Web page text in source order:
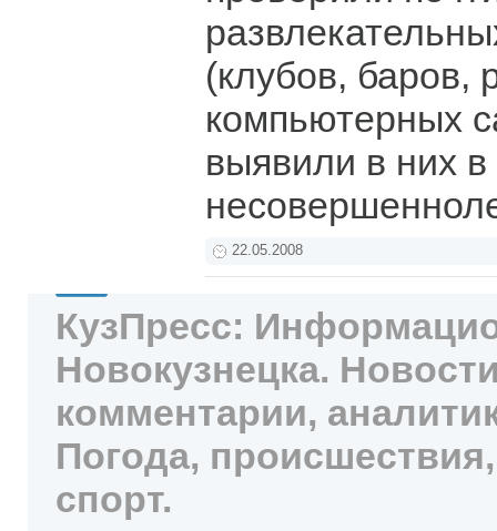
(клубов, баров,
компьютерных
выявили в них
22.05.2008
КузПресс:
Новокузнецка.
комментарии,
Погода,
спорт.